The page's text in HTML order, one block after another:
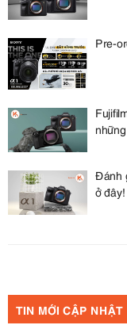
Pre-
Đánh
ở đây!
TIN MỚI CẬP NHẬT